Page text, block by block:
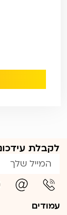
לקבלת
עמודים